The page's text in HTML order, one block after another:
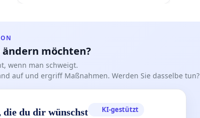
ändern möchten?
wenn man schweigt.
auf und ergriff Maßnahmen. Werden Sie dasselbe tun?
die du dir wünschst KI-gestützt